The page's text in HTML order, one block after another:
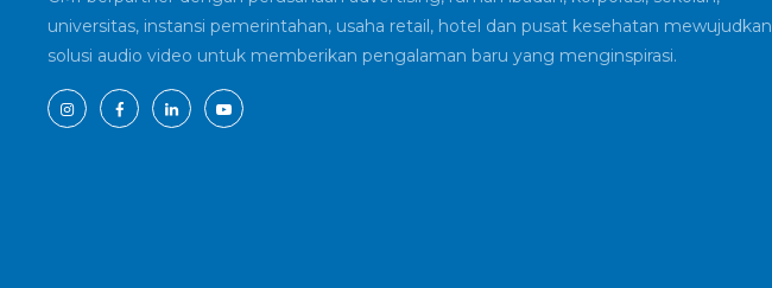
universitas, instansi pemerintahan, usaha retail, hotel dan pusat kesehatan mewujudkan
solusi audio video untuk memberikan pengalaman baru yang menginspirasi.